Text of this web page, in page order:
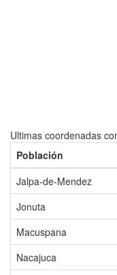
Ultimas coordenadas
Población
Jalpa-de-Mendez
Jonuta
Macuspana
Nacajuca